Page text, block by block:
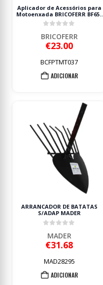
Aplicador de Acessórios para
Motoenxada BRICOFERR BF650
40cm
BRICOFERR
€23.00
BCFPTMT037
ADICIONAR
ARRANCADOR DE BATATAS
S/ADAP MADER
MADER
€31.68
MAD28295
ADICIONAR